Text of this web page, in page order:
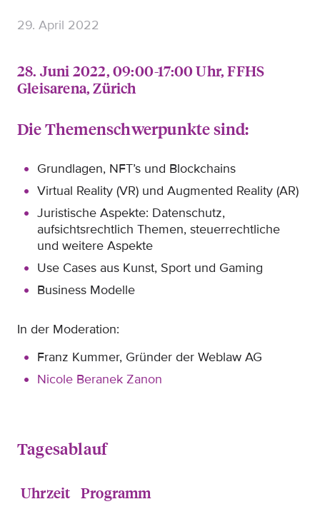
29. April 2022
28. Juni 2022, 09:00-17:00 Uhr, FFHS
Gleisarena, Zürich
Die Themenschwerpunkte sind:
Grundlagen, NFT’s und Blockchains
Virtual Reality (VR) und Augmented Reality (AR)
Juristische Aspekte: Datenschutz,
aufsichtsrechtlich Themen, steuerrechtliche
und weitere Aspekte
Use Cases aus Kunst, Sport und Gaming
Business Modelle
In der Moderation:
Franz Kummer, Gründer der Weblaw AG
Nicole Beranek Zanon
Tagesablauf
Uhrzeit Programm